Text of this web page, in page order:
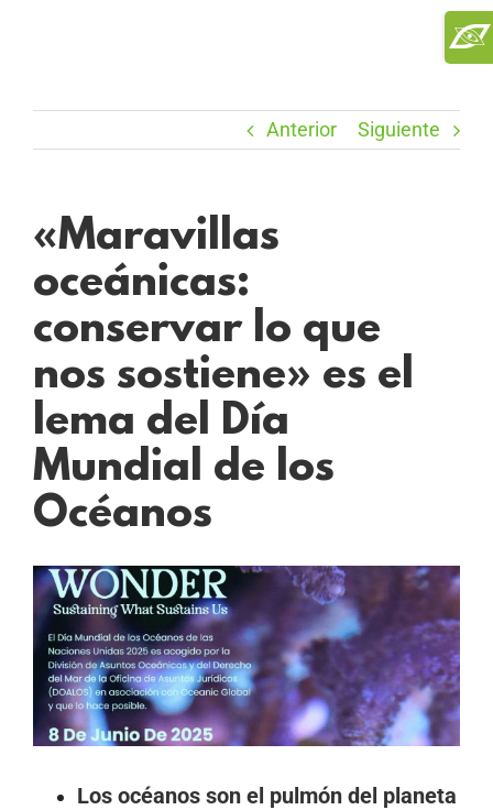
Anterior Siguiente
«Maravillas
oceánicas:
conservar lo que
nos sostiene» es el
lema del Día
Mundial de los
Océanos
Ver
imagen
más
grande
Los océanos son el pulmón del planeta
Area